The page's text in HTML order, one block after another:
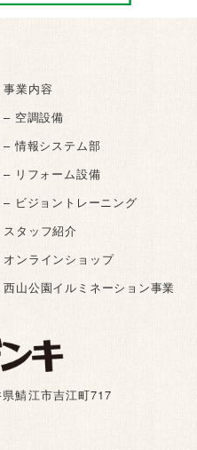
鯖江市吉江町717
事業内容
– 空調設備
– 情報システム部
– リフォーム設備
– ビジョントレーニング
スタッフ紹介
オンラインショップ
西山公園イルミネーション事業